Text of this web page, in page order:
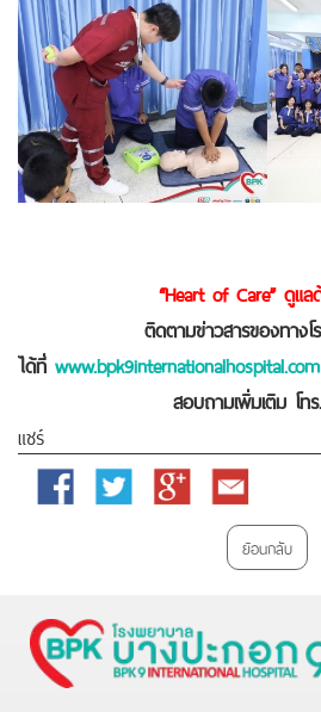
“Heart of Care” ดูแล
ติดตามข่าวสารของทาง
ได้ที่ www.bpk9internationalhospital.com
สอบถามเพิ่มเติม โท
แชร์
Facebook Twitter
Google
Email
ย้อนกลับ